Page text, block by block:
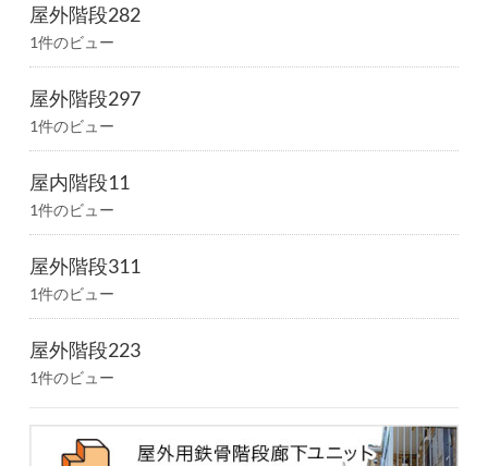
屋外階段282
1件のビュー
屋外階段297
1件のビュー
屋内階段11
1件のビュー
屋外階段311
1件のビュー
屋外階段223
1件のビュー